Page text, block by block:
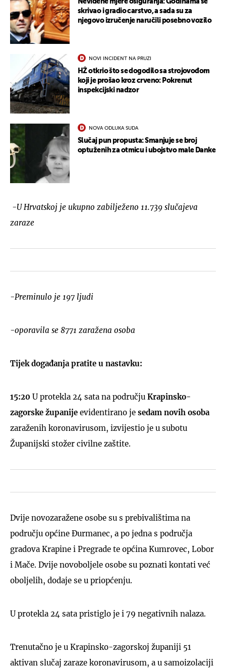
skrivao i gradio carstvo, a sada su za
njegovo izručenje naručili posebno vozilo
NOVI INCIDENT NA PRUZI
HŽ otkrio što se dogodilo sa strojovođom
koji je prošao kroz crveno: Pokrenut
inspekcijski nadzor
NOVA ODLUKA SUDA
Slučaj pun propusta: Smanjuje se broj
optuženih za otmicu i ubojstvo male Danke
-U Hrvatskoj je ukupno zabilježeno 11.739 slučajeva
zaraze
-Preminulo je 197 ljudi
-oporavila se 8771 zaražena osoba
Tijek događanja pratite u nastavku:
15:20 U protekla 24 sata na području Krapinsko-
zagorske županije evidentirano je sedam novih osoba
zaraženih koronavirusom, izvijestio je u subotu
Županijski stožer civilne zaštite.
Dvije novozaražene osobe su s prebivalištima na
području općine Đurmanec, a po jedna s područja
gradova Krapine i Pregrade te općina Kumrovec, Lobor
i Mače. Dvije novoboljele osobe su poznati kontati već
oboljelih, dodaje se u priopćenju.
U protekla 24 sata pristiglo je i 79 negativnih nalaza.
Trenutačno je u Krapinsko-zagorskoj županiji 51
aktivan slučaj zaraze koronavirusom, a u samoizolaciji